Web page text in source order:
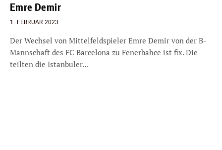
Emre Demir
1. FEBRUAR 2023
Der Wechsel von Mittelfeldspieler Emre Demir von der B-
Mannschaft des FC Barcelona zu Fenerbahce ist fix. Die
teilten die Istanbuler…